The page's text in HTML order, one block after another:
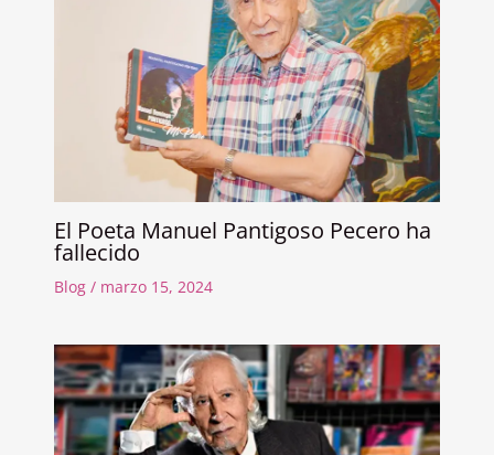
El Poeta Manuel Pantigoso Pecero ha
fallecido
Blog/ marzo 15, 2024